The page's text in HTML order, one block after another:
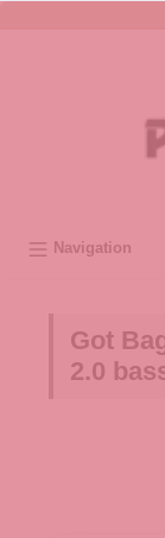
Navigation
Got
2.0